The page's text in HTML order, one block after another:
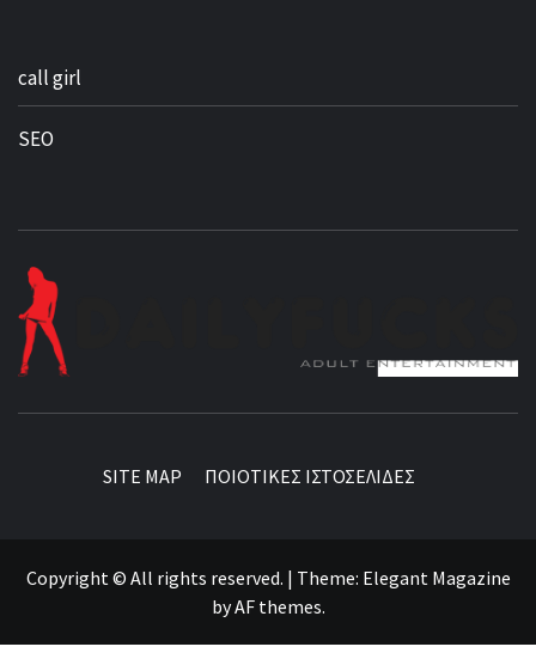
call girl
SEO
SITE MAP ΠΟΙΟΤΙΚΕΣ ΙΣΤΟΣΕΛΙΔΕΣ
Copyright © All rights reserved. | Theme: Elegant Magazine
byAF themes.